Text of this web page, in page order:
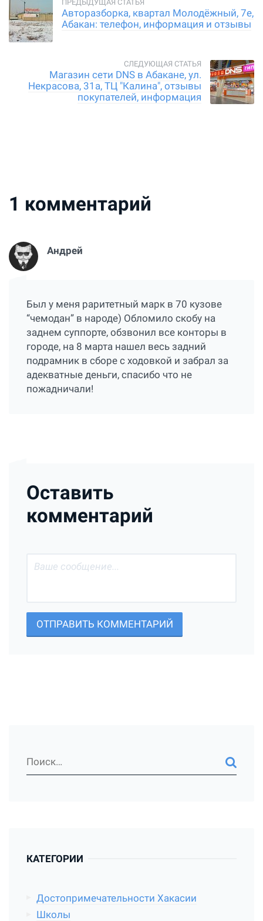
Авторазборка, квартал Молодёжный, 7е,
Абакан: телефон, информация и отзывы
Магазин сети DNS в Абакане, ул.
Некрасова, 31а, ТЦ "Калина", отзывы
покупателей, информация
1 комментарий
Андрей
Был у меня раритетный марк в 70 кузове
“чемодан” в народе) Обломило скобу на
заднем суппорте, обзвонил все конторы в
городе, на 8 марта нашел весь задний
подрамник в сборе с ходовкой и забрал за
адекватные деньги, спасибо что не
пожадничали!
Оставить
комментарий
ОТПРАВИТЬ КОММЕНТАРИЙ
КАТЕГОРИИ
Достопримечательности Хакасии
Школы